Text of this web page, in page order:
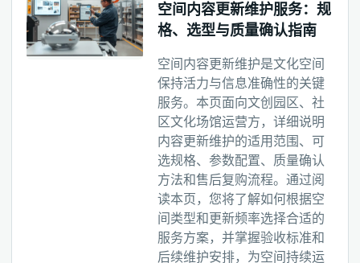
空间内容更新维护服务：规
格、选型与质量确认指南
空间内容更新维护是文化空间
保持活力与信息准确性的关键
服务。本页面向文创园区、社
区文化场馆运营方，详细说明
内容更新维护的适用范围、可
选规格、参数配置、质量确认
方法和售后复购流程。通过阅
读本页，您将了解如何根据空
间类型和更新频率选择合适的
服务方案，并掌握验收标准和
后续维护安排，为空间持续运